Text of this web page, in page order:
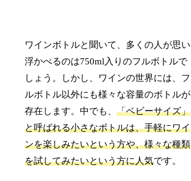
ワインボトルと聞いて、多くの人が思い
浮かべるのは750ml入りのフルボトルで
しょう。しかし、ワインの世界には、フ
ルボトル以外にも様々な容量のボトルが
存在します。中でも、「ベビーサイズ」
と呼ばれる小さなボトルは、手軽にワイ
ンを楽しみたいという方や、様々な種類
を試してみたいという方に人気です。